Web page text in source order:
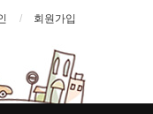
회원가입